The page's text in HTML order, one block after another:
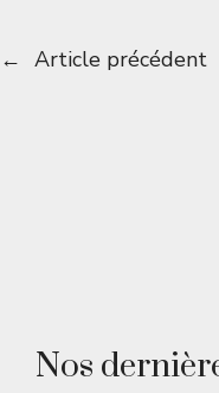
← Article précédent
Nos